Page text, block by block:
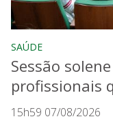
SAÚDE
Sessão
profissionais
15h59 07/08/2026